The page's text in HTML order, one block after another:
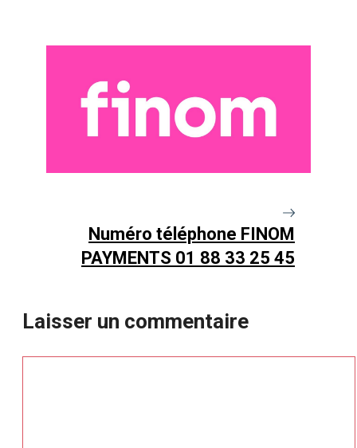
Numéro téléphone FINOM
PAYMENTS 01 88 33 25 45
Laisser un commentaire